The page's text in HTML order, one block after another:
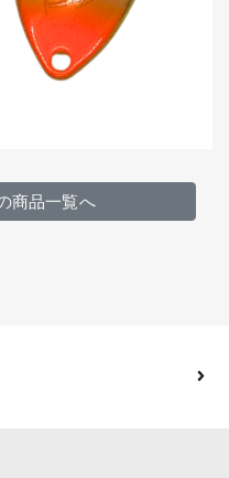
商品一覧へ